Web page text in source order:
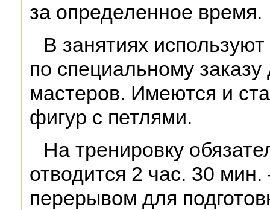
за определенное время.
В занятиях
по специальному
мастеров. Имеются и
фигур с петлями.
На тренировку
отводится 2 час. 30
перерывом для